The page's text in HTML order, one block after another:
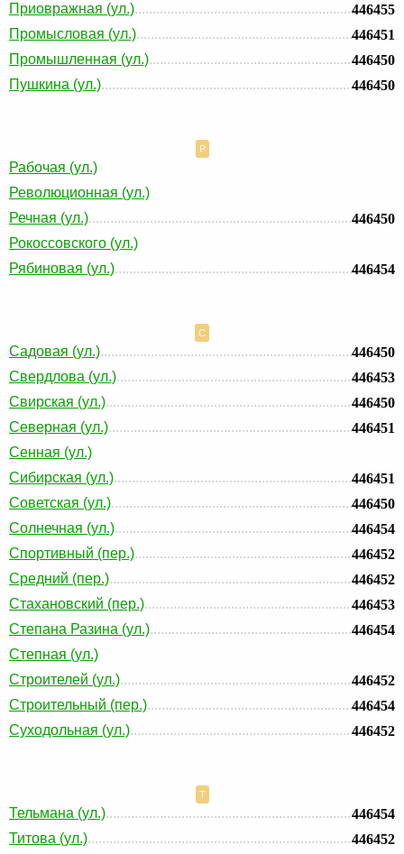
Приовражная (ул.)
446455
Промысловая (ул.)
446451
Промышленная (ул.)
446450
Пушкина (ул.)
446450
Р
Рабочая (ул.)
Революционная (ул.)
Речная (ул.)
446450
Рокоссовского (ул.)
Рябиновая (ул.)
446454
С
Садовая (ул.)
446450
Свердлова (ул.)
446453
Свирская (ул.)
446450
Северная (ул.)
446451
Сенная (ул.)
Сибирская (ул.)
446451
Советская (ул.)
446450
Солнечная (ул.)
446454
Спортивный (пер.)
446452
Средний (пер.)
446452
Стахановский (пер.)
446453
Степана Разина (ул.)
446454
Степная (ул.)
Строителей (ул.)
446452
Строительный (пер.)
446454
Суходольная (ул.)
446452
Т
Тельмана (ул.)
446454
Титова (ул.)
446452